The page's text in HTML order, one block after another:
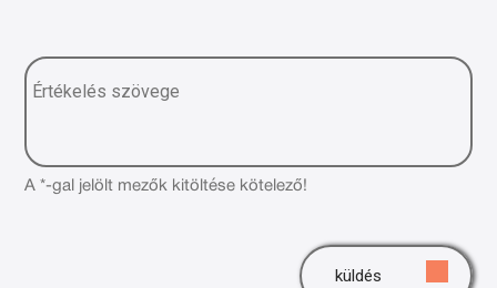
A *-gal jelölt mezők kitöltése kötelező!
küldés